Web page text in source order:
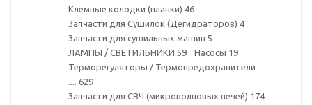
Клемные колодки (планки) 46
Запчасти для Сушилок (Дегидраторов) 4
Запчасти для сушильных машин 5
ЛАМПЫ / СВЕТИЛЬНИКИ 59 Насосы 19
Терморегуляторы / Термопредохранители
.... 629
Запчасти для СВЧ (микроволновых печей) 174